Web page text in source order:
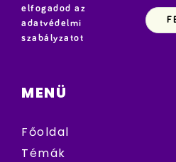
elfogadod az
adatvédelmi
szabályzatot
MENÜ
Főoldal
Témák